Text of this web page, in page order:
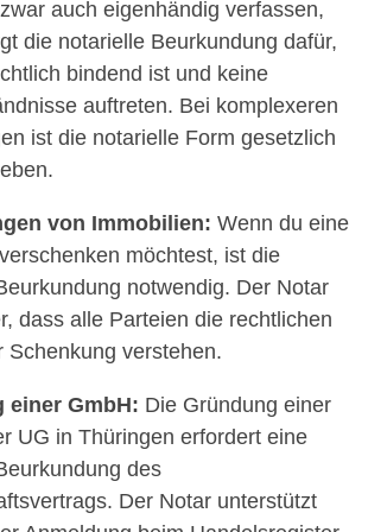
auch eigenhändig verfassen,
die notarielle Beurkundung dafür,
bindend ist und keine
auftreten. Bei komplexeren
ist die notarielle Form gesetzlich
von Immobilien: Wenn du eine
möchtest, ist die
notwendig. Der Notar
dass alle Parteien die rechtlichen
Schenkung verstehen.
einer GmbH: Die Gründung einer
UG in Thüringen erfordert eine
des
Der Notar unterstützt